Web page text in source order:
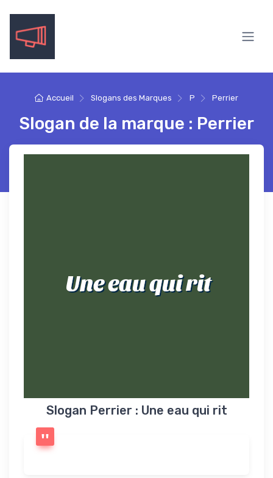
Accueil Slogans des Marques P Perrier
Slogan de la marque : Perrier
Une eau qui rit
Slogan Perrier : Une eau qui rit